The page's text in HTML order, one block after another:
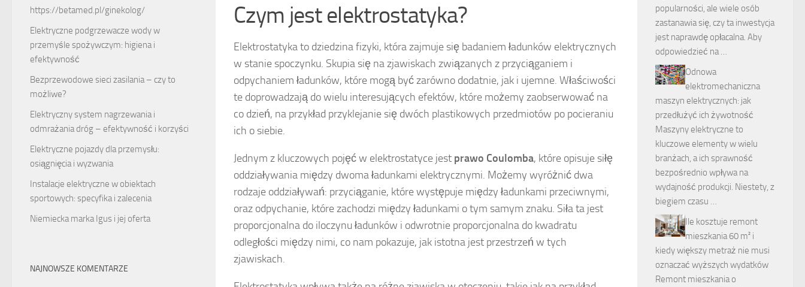
Czym jest elektrostatyka?
Elektrostatyka to dziedzina fizyki, która zajmuje się badaniem ładunków elektrycznych
w stanie spoczynku. Skupia się na zjawiskach związanych z przyciąganiem i
odpychaniem ładunków, które mogą być zarówno dodatnie, jak i ujemne. Właściwości
te doprowadzają do wielu interesujących efektów, które możemy zaobserwować na
co dzień, na przykład przyklejanie się dwóch plastikowych przedmiotów po pocieraniu
ich o siebie.
Jednym z kluczowych pojęć w elektrostatyce jest prawo Coulomba, które opisuje siłę
oddziaływania między dwoma ładunkami elektrycznymi. Możemy wyróżnić dwa
rodzaje oddziaływań: przyciąganie, które występuje między ładunkami przeciwnymi,
oraz odpychanie, które zachodzi między ładunkami o tym samym znaku. Siła ta jest
proporcjonalna do iloczynu ładunków i odwrotnie proporcjonalna do kwadratu
odległości między nimi, co nam pokazuje, jak istotna jest przestrzeń w tych
zjawiskach.
https://betamed.pl/ginekolog/
Elektryczne podgrzewacze wody w
przemyśle spożywczym: higiena i
efektywność
Bezprzewodowe sieci zasilania – czy to
możliwe?
Elektryczny system nagrzewania i
odmrażania dróg – efektywność i korzyści
Elektryczne pojazdy dla przemysłu:
osiągnięcia i wyzwania
Instalacje elektryczne w obiektach
sportowych: specyfika i zalecenia
Niemiecka marka Igus i jej oferta
NAJNOWSZE KOMENTARZE
popularności, ale wiele osób
zastanawia się, czy ta inwestycja
jest naprawdę opłacalna. Aby
odpowiedzieć na …
Odnowa
elektromechaniczna
maszyn elektrycznych: jak
przedłużyć ich żywotność
Maszyny elektryczne to
kluczowe elementy w wielu
branżach, a ich sprawność
bezpośrednio wpływa na
wydajność produkcji. Niestety, z
biegiem czasu …
Ile kosztuje remont
mieszkania 60 m² i
kiedy większy metraż nie musi
oznaczać wyższych wydatków
Remont mieszkania o